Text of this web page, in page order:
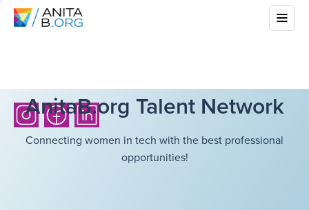
AnitaB.org Talent Network
Connecting women in tech with the best professional
opportunities!